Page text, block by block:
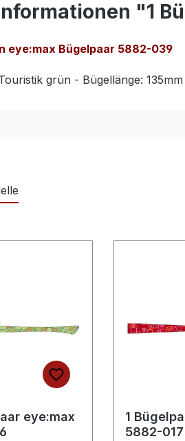
"1
eye:max Bügelpaar 5882-039
grün - Bügellänge:
eye:max
1
5882-017